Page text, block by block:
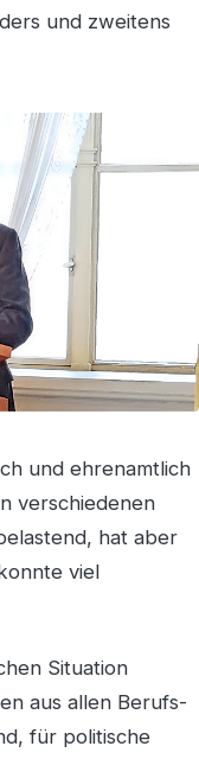
und zweitens
und ehrenamtlich
verschiedenen
hat aber
viel
Situation
aus allen Berufs-
für politische